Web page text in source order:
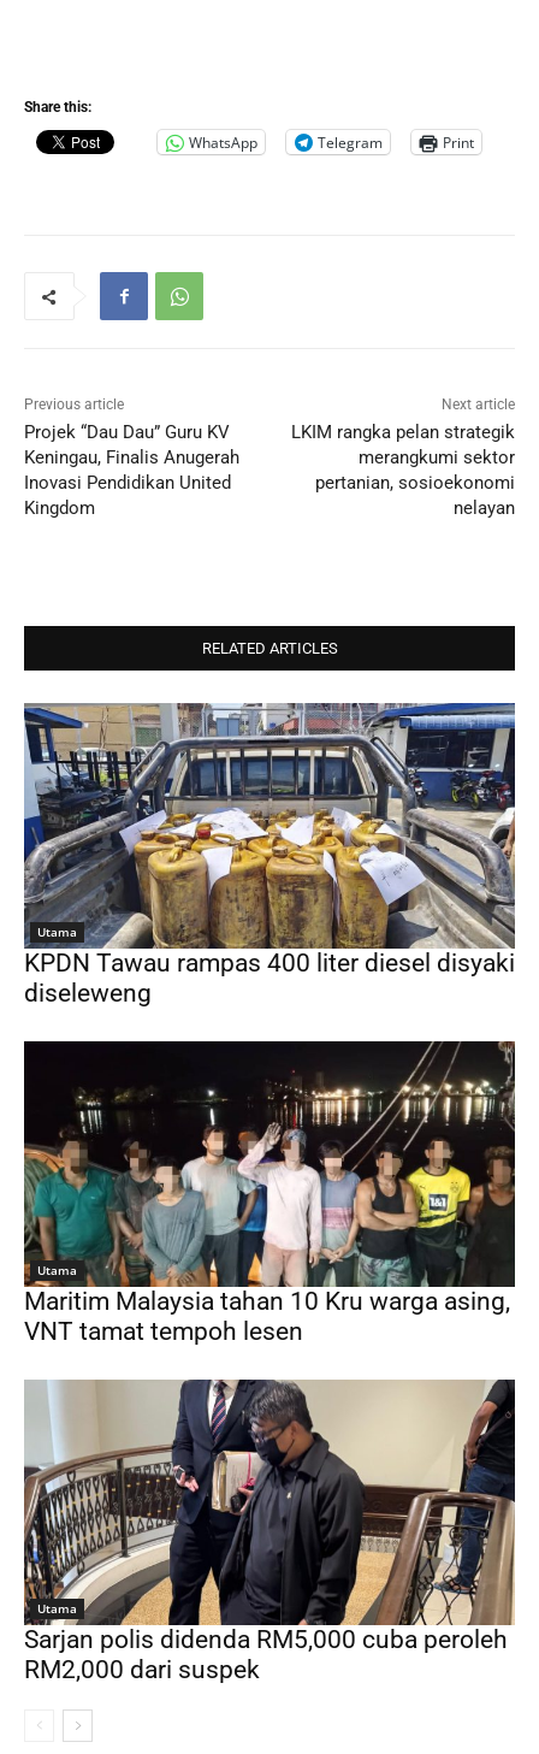
Share this:
WhatsApp Telegram Print
Previous article
Projek “Dau Dau” Guru KV
Keningau, Finalis Anugerah
Inovasi Pendidikan United
Kingdom
Next article
LKIM rangka pelan strategik
merangkumi sektor
pertanian, sosioekonomi
nelayan
RELATED ARTICLES
Utama
KPDN Tawau rampas 400 liter diesel disyaki
diseleweng
Utama
Maritim Malaysia tahan 10 Kru warga asing,
VNT tamat tempoh lesen
Utama
Sarjan polis didenda RM5,000 cuba peroleh
RM2,000 dari suspek